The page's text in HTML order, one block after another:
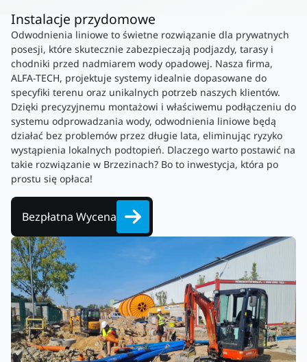
Instalacje przydomowe
Odwodnienia liniowe to świetne rozwiązanie dla prywatnych
posesji, które skutecznie zabezpieczają podjazdy, tarasy i
chodniki przed nadmiarem wody opadowej. Nasza firma,
ALFA-TECH, projektuje systemy idealnie dopasowane do
specyfiki terenu oraz unikalnych potrzeb naszych klientów.
Dzięki precyzyjnemu montażowi i właściwemu podłączeniu do
systemu odprowadzania wody, odwodnienia liniowe będą
działać bez problemów przez długie lata, eliminując ryzyko
wystąpienia lokalnych podtopień. Dlaczego warto postawić na
takie rozwiązanie w Brzezinach? Bo to inwestycja, która po
prostu się opłaca!
Bezpłatna Wycena